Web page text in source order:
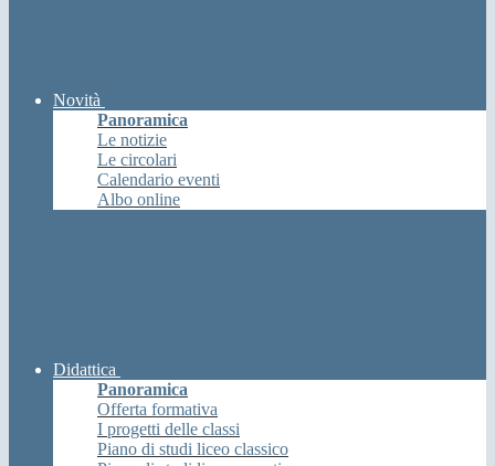
Novità
Panoramica
Le notizie
Le circolari
Calendario eventi
Albo online
Didattica
Panoramica
Offerta formativa
I progetti delle classi
Piano di studi liceo classico